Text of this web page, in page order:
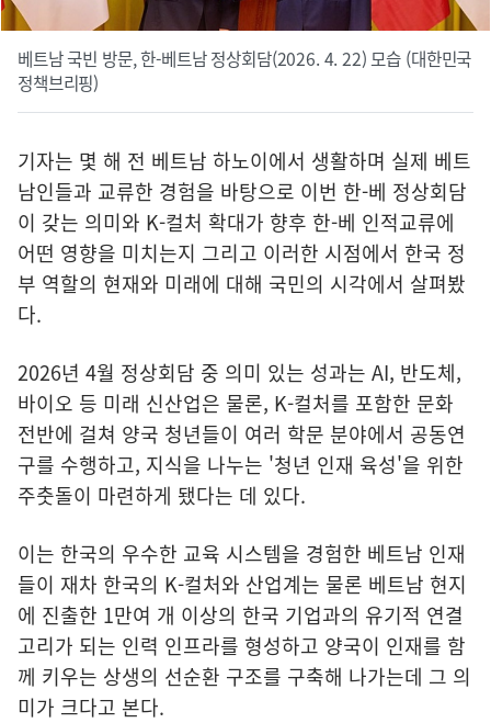
베트남 국빈 방문, 한-베트남 정상회담(2026. 4. 22) 모습 (대한민국
정책브리핑)
기자는 몇 해 전 베트남 하노이에서 생활하며 실제 베트
남인들과 교류한 경험을 바탕으로 이번 한-베 정상회담
이 갖는 의미와 K-컬처 확대가 향후 한-베 인적교류에
어떤 영향을 미치는지 그리고 이러한 시점에서 한국 정
부 역할의 현재와 미래에 대해 국민의 시각에서 살펴봤
다.
2026년 4월 정상회담 중 의미 있는 성과는 AI, 반도체,
바이오 등 미래 신산업은 물론, K-컬처를 포함한 문화
전반에 걸쳐 양국 청년들이 여러 학문 분야에서 공동연
구를 수행하고, 지식을 나누는 '청년 인재 육성'을 위한
주춧돌이 마련하게 됐다는 데 있다.
이는 한국의 우수한 교육 시스템을 경험한 베트남 인재
들이 재차 한국의 K-컬처와 산업계는 물론 베트남 현지
에 진출한 1만여 개 이상의 한국 기업과의 유기적 연결
고리가 되는 인력 인프라를 형성하고 양국이 인재를 함
께 키우는 상생의 선순환 구조를 구축해 나가는데 그 의
미가 크다고 본다.